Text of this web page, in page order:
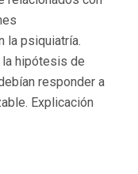
la psiquiatría.
hipótesis de
responder a
Explicación